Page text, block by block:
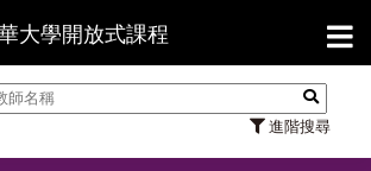
大學開放式課程
進階搜尋
【